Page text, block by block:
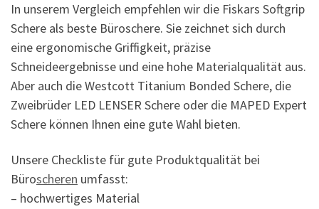
In unserem Vergleich empfehlen wir die Fiskars Softgrip
Schere als beste Büroschere. Sie zeichnet sich durch
eine ergonomische Griffigkeit, präzise
Schneideergebnisse und eine hohe Materialqualität aus.
Aber auch die Westcott Titanium Bonded Schere, die
Zweibrüder LED LENSER Schere oder die MAPED Expert
Schere können Ihnen eine gute Wahl bieten.
Unsere Checkliste für gute Produktqualität bei
Büroscheren umfasst:
– hochwertiges Material